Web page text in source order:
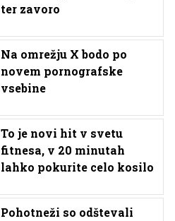
ter zavoro
Na omrežju X bodo po
novem pornografske
vsebine
To je novi hit v svetu
fitnesa, v 20 minutah
lahko pokurite celo kosilo
Pohotneži so odštevali